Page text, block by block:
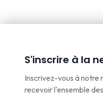
S'inscrire à la
Inscrivez-vous à notre
recevoir l'ensemble